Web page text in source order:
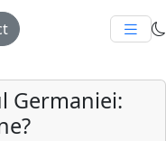
Germaniei: